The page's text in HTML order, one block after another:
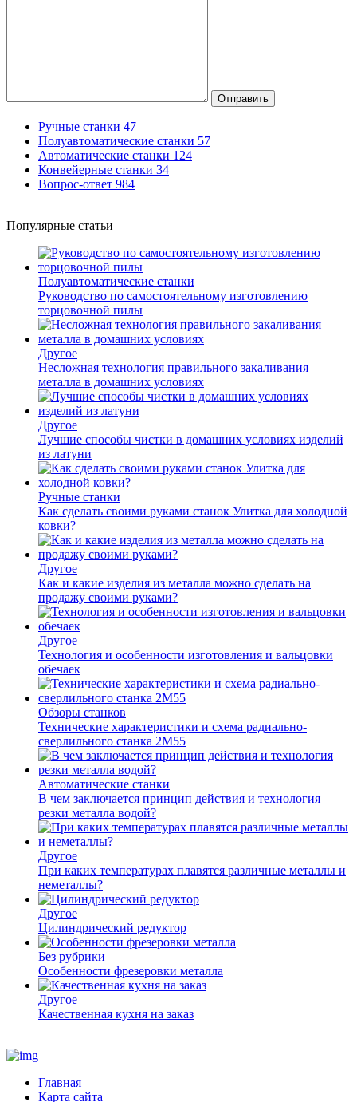
Отправить
Ручные станки 47
Полуавтоматические станки 57
Автоматические станки 124
Конвейерные станки 34
Вопрос-ответ 984
Популярные статьи
Полуавтоматические станки
Руководство по самостоятельному изготовлению
торцовочной пилы
Другое
Несложная технология правильного закаливания
металла в домашних условиях
Другое
Лучшие способы чистки в домашних условиях изделий
из латуни
Ручные станки
Как сделать своими руками станок Улитка для холодной
ковки?
Другое
Как и какие изделия из металла можно сделать на
продажу своими руками?
Другое
Технология и особенности изготовления и вальцовки
обечаек
Обзоры станков
Технические характеристики и схема радиально-
сверлильного станка 2М55
Автоматические станки
В чем заключается принцип действия и технология
резки металла водой?
Другое
При каких температурах плавятся различные металлы и
неметаллы?
Другое
Цилиндрический редуктор
Без рубрики
Особенности фрезеровки металла
Другое
Качественная кухня на заказ
Главная
Карта сайта